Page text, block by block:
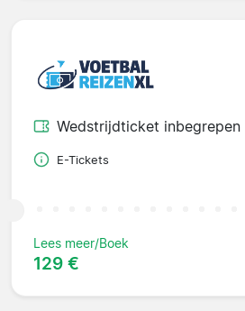
Wedstrijdticket inbegrepen
E-Tickets
Lees meer/Boek
129 €